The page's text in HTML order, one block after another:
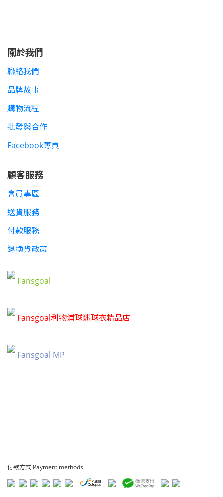
關於我們
聯絡我們
品牌故事
購物流程
批發與合作
Facebook專頁
顧客服務
會員專區
送貨服務
付款服務
退換貨政策
Fansgoal
Fansgoal利物浦球迷球衣精品店
Fansgoal MP
付款方式 Payment methods